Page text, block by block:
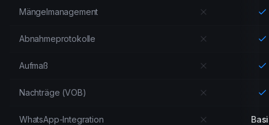
Mängelmanagement
Abnahmeprotokolle
Aufmaß
Nachträge (VOB)
WhatsApp-Integration